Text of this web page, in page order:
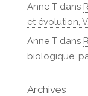
Anne Tdans
et évolution,
Anne Tdans
biologique,
Archives